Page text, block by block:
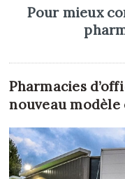
Pour mieux
Pharmacies
nouveau modèle